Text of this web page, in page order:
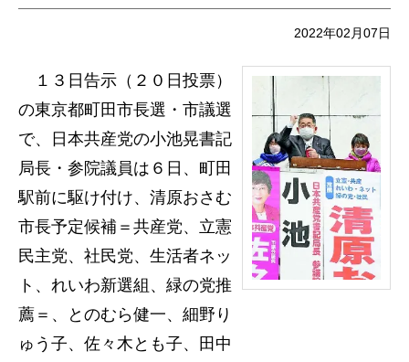
2022年02月07日
１３日告示（２０日投票）
の東京都町田市長選・市議選
で、日本共産党の小池晃書記
局長・参院議員は６日、町田
駅前に駆け付け、清原おさむ
市長予定候補＝共産党、立憲
民主党、社民党、生活者ネッ
ト、れいわ新選組、緑の党推
薦＝、とのむら健一、細野り
ゅう子、佐々木とも子、田中